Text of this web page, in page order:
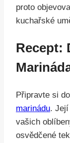
proto
kuchařské
Recept:
Připravte si
marinádu. Její
vašich
osvědčené